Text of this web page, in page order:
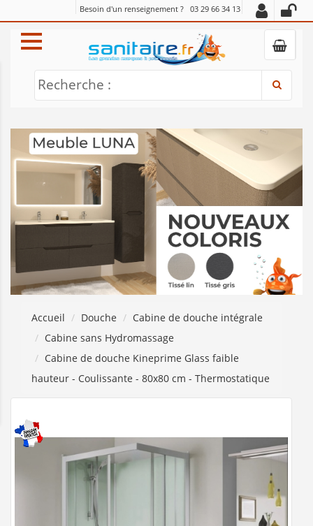
Besoin d'un renseignement ? 03 29 66 34 13
Recherche :
Accueil Douche
Cabine de douche intégrale
Cabine sans Hydromassage
Cabine de douche Kineprime Glass faible
hauteur - Coulissante - 80x80 cm - Thermostatique